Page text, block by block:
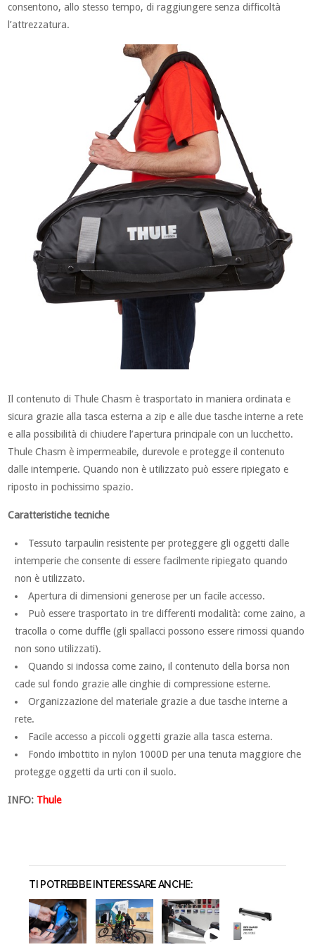
consentono, allo stesso tempo, di raggiungere senza difficoltà
l’attrezzatura.
Il contenuto di Thule Chasm è trasportato in maniera ordinata e
sicura grazie alla tasca esterna a zip e alle due tasche interne a rete
e alla possibilità di chiudere l’apertura principale con un lucchetto.
Thule Chasm è impermeabile, durevole e protegge il contenuto
dalle intemperie. Quando non è utilizzato può essere ripiegato e
riposto in pochissimo spazio.
Caratteristiche tecniche
Tessuto tarpaulin resistente per proteggere gli oggetti dalle
intemperie che consente di essere facilmente ripiegato quando
non è utilizzato.
Apertura di dimensioni generose per un facile accesso.
Può essere trasportato in tre differenti modalità: come zaino, a
tracolla o come duffle (gli spallacci possono essere rimossi quando
non sono utilizzati).
Quando si indossa come zaino, il contenuto della borsa non
cade sul fondo grazie alle cinghie di compressione esterne.
Organizzazione del materiale grazie a due tasche interne a
rete.
Facile accesso a piccoli oggetti grazie alla tasca esterna.
Fondo imbottito in nylon 1000D per una tenuta maggiore che
protegge oggetti da urti con il suolo.
INFO: Thule
TI POTREBBE INTERESSARE ANCHE: